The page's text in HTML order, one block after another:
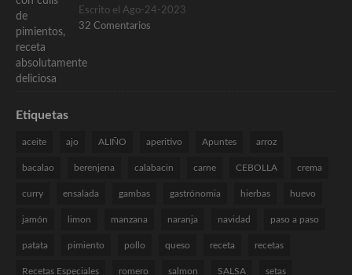
Escrito el Ago-24-2023
32 Comentarios
Etiquetas
aceite ajo ALIÑO aperitivo Apuntes arroz
bacalao berenjena calabacin carne CEBOLLA crema
curry ensalada gambas gastrónomia hierbas huevo
jamón limon manzana naranja navidad paso a paso
patata pimiento pollo queso receta recetas
Recetas Especiales romero salmon SALSA setas